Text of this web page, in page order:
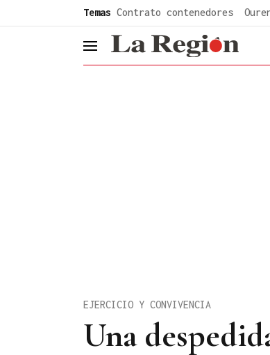
Temas Contrato contenedores
header.menu.open
Una
EJERCICIO Y CONVIVENCIA